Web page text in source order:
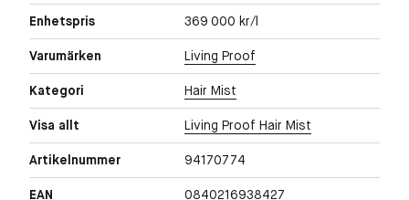
Enhetspris 369 000 kr/l
Varumärken Living Proof
Kategori Hair Mist
Visa allt Living Proof Hair Mist
Artikelnummer 94170774
EAN 0840216938427